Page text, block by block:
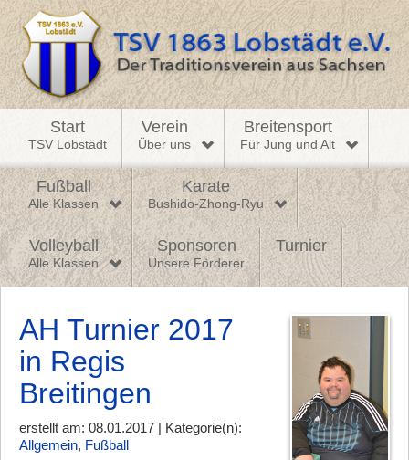
Start
TSV Lobstädt
Verein
Über uns
Breitensport
Für Jung und Alt
Fußball
Alle Klassen
Karate
Bushido-Zhong-Ryu
Volleyball
Alle Klassen
Sponsoren
Unsere Förderer
Turnier
AH Turnier 2017
in Regis
Breitingen
erstellt am: 08.01.2017 | Kategorie(n):
Allgemein, Fußball